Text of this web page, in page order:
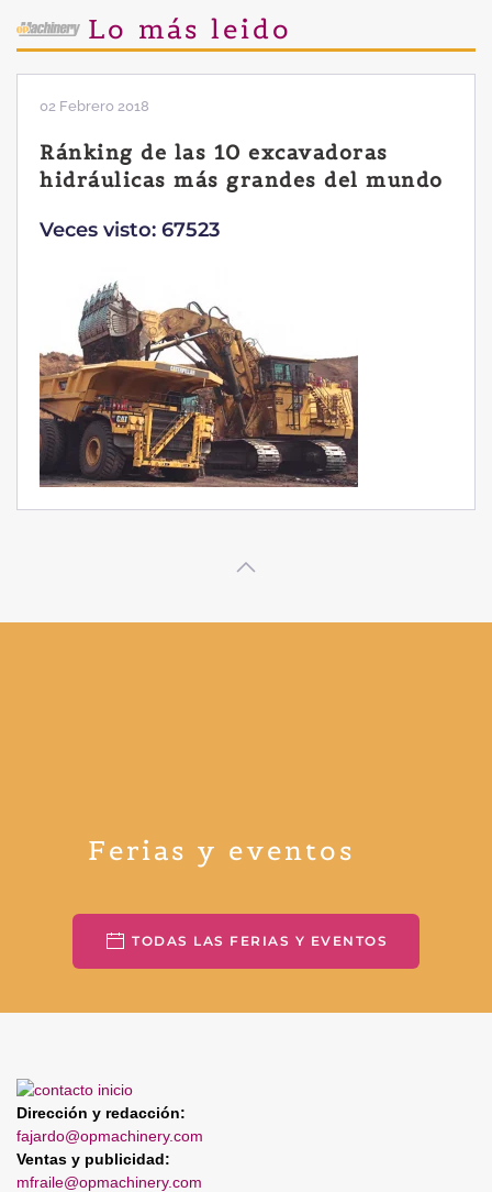
Lo más leido
02 Febrero 2018
Ránking de las 10 excavadoras
hidráulicas más grandes del mundo
Veces visto: 67523
Ferias y eventos
TODAS LAS FERIAS Y EVENTOS
Dirección y redacción:
fajardo@opmachinery.com
Ventas y publicidad:
mfraile@opmachinery.com